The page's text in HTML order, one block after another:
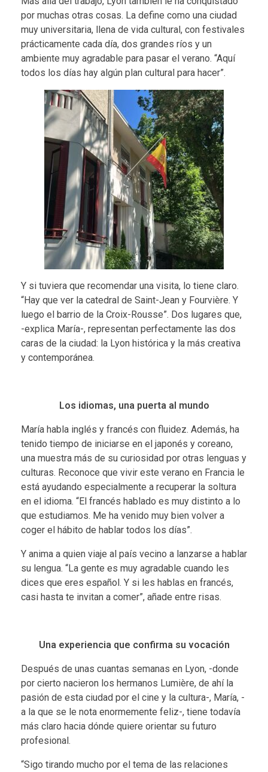
por muchas otras cosas. La define como una ciudad
muy universitaria, llena de vida cultural, con festivales
prácticamente cada día, dos grandes ríos y un
ambiente muy agradable para pasar el verano. “Aquí
todos los días hay algún plan cultural para hacer”.
Y si tuviera que recomendar una visita, lo tiene claro.
“Hay que ver la catedral de Saint-Jean y Fourvière. Y
luego el barrio de la Croix-Rousse”. Dos lugares que,
-explica María-, representan perfectamente las dos
caras de la ciudad: la Lyon histórica y la más creativa
y contemporánea.
Los idiomas, una puerta al mundo
María habla inglés y francés con fluidez. Además, ha
tenido tiempo de iniciarse en el japonés y coreano,
una muestra más de su curiosidad por otras lenguas y
culturas. Reconoce que vivir este verano en Francia le
está ayudando especialmente a recuperar la soltura
en el idioma. “El francés hablado es muy distinto a lo
que estudiamos. Me ha venido muy bien volver a
coger el hábito de hablar todos los días”.
Y anima a quien viaje al país vecino a lanzarse a hablar
su lengua. “La gente es muy agradable cuando les
dices que eres español. Y si les hablas en francés,
casi hasta te invitan a comer”, añade entre risas.
Una experiencia que confirma su vocación
Después de unas cuantas semanas en Lyon, -donde
por cierto nacieron los hermanos Lumière, de ahí la
pasión de esta ciudad por el cine y la cultura-, María, -
a la que se le nota enormemente feliz-, tiene todavía
más claro hacia dónde quiere orientar su futuro
profesional.
“Sigo tirando mucho por el tema de las relaciones